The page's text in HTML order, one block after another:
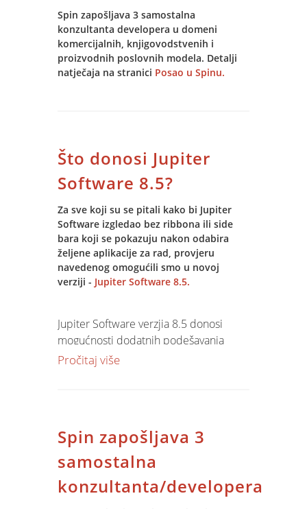
Spin zapošljava 3 samostalna
konzultanta developera u domeni
komercijalnih, knjigovodstvenih i
proizvodnih poslovnih modela. Detalji
natječaja na stranici Posao u Spinu.
Što donosi Jupiter
Software 8.5?
Za sve koji su se pitali kako bi Jupiter
Software izgledao bez ribbona ili side
bara koji se pokazuju nakon odabira
željene aplikacije za rad, provjeru
navedenog omogućili smo u novoj
verziji - Jupiter Software 8.5.
Jupiter Software verzjia 8.5 donosi
mogućnosti dodatnih podešavanja
vizualnih postavki
slanja poruka – dodana je opcija
slanja poruka direktno iz aplikacije.
Provjerite!
Pročitaj više
Spin zapošljava 3
samostalna
konzultanta/developera